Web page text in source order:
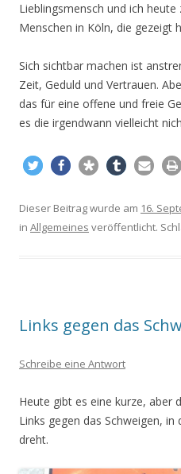
Lieblingsmensch und ich
Menschen in Köln, die gezeigt
Sich sichtbar machen ist
Zeit, Geduld und Vertrauen.
das für eine offene und freie
es die irgendwann vielleicht
Dieser Beitrag wurde am 16.
in Allgemeines veröffentlicht.
Links gegen das
Schreibe eine Antwort
Heute gibt es eine kurze, aber
Links gegen das Schweigen, in
dreht.